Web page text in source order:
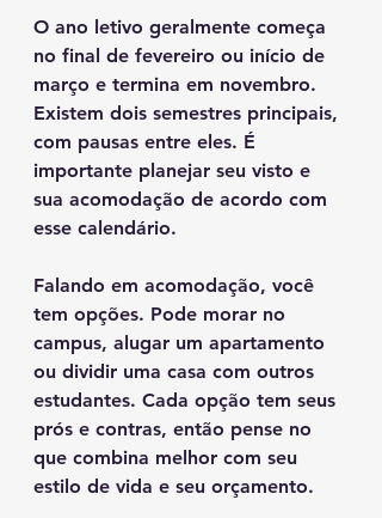
O ano letivo geralmente começa
no final de fevereiro ou início de
março e termina em novembro.
Existem dois semestres principais,
com pausas entre eles. É
importante planejar seu visto e
sua acomodação de acordo com
esse calendário.
Falando em acomodação, você
tem opções. Pode morar no
campus, alugar um apartamento
ou dividir uma casa com outros
estudantes. Cada opção tem seus
prós e contras, então pense no
que combina melhor com seu
estilo de vida e seu orçamento.